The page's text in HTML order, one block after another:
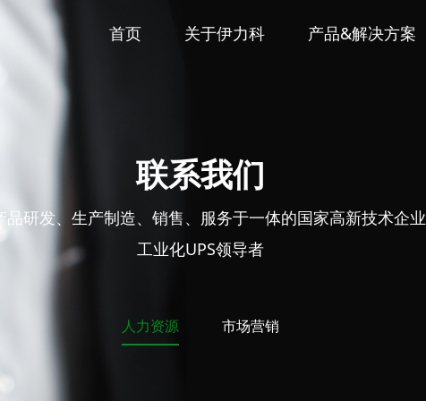
首页 关于伊力科 产品&解决方案
联系我们
品研发、生产制造、销售、服务于一体的国家高新技术企业
工业化UPS领导者
人力资源 市场营销